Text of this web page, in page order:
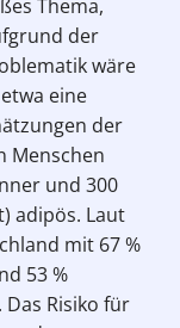
Thema,
der
wäre
eine
der
Menschen
und 300
adipös. Laut
mit 67 %
53 %
Risiko für